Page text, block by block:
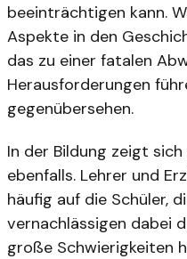
beeinträchtigen kann.
Aspekte in den
das zu einer fatalen
Herausforderungen
gegenübersehen.
In der Bildung zeigt
ebenfalls. Lehrer und
häufig auf die Schüler,
vernachlässigen dabei
große Schwierigkeiten